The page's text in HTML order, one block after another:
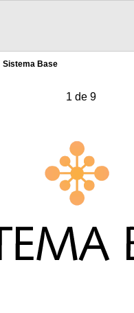
Sistema Base
1 de 9